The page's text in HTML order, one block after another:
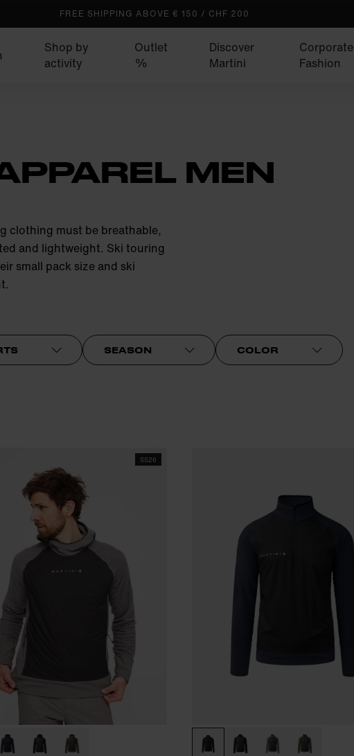
FREE SHIPPING ABOVE € 150 / CHF 200
Shop by
activity
Outlet
%
Discover
Martini
Corporate
Fashion
MEN
clothing must be breathable,
and lightweight. Ski touring
small pack size and ski
SEASON COLOR
SS26